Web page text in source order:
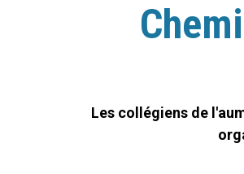
Les collégiens de